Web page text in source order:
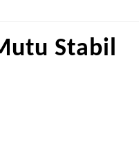
Stabil